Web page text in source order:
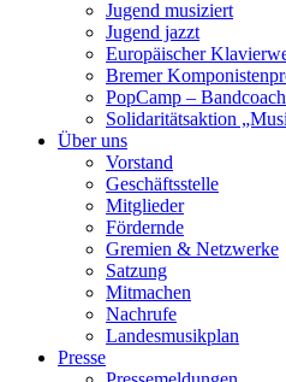
Jugend musiziert
Jugend jazzt
Europäischer
Bremer
PopCamp –
Solidaritätsaktion
Über uns
Vorstand
Geschäftsstelle
Mitglieder
Fördernde
Gremien & Netzwerke
Satzung
Mitmachen
Nachrufe
Landesmusikplan
Presse